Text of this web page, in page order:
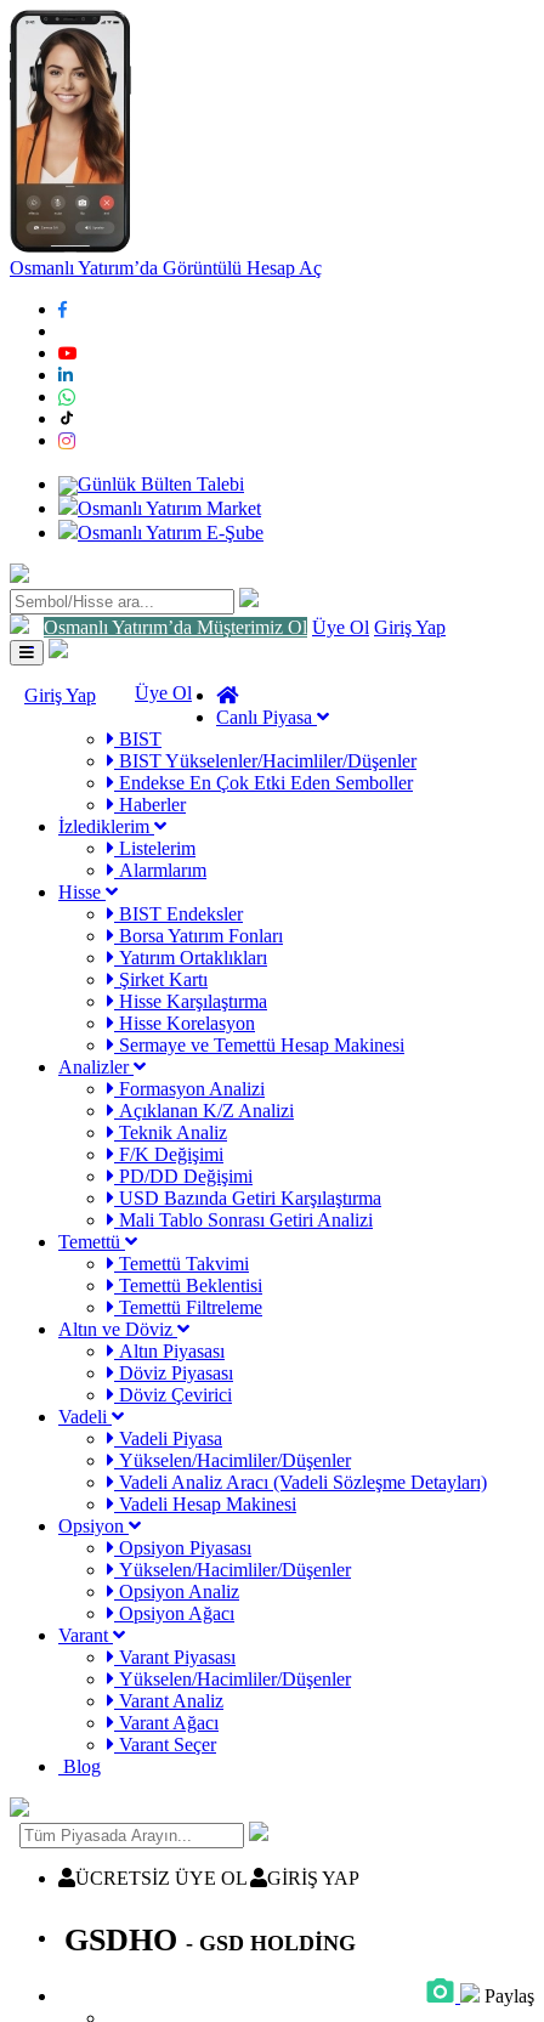
Osmanlı Yatırım’da Görüntülü Hesap Aç
Günlük Bülten Talebi
Osmanlı Yatırım Market
Osmanlı Yatırım E-Şube
Osmanlı Yatırım’da Müşterimiz Ol Üye Ol Giriş Yap
Toggle
navigation
Giriş Yap
Üye Ol
Canlı Piyasa
BIST
BIST Yükselenler/Hacimliler/Düşenler
Endekse En Çok Etki Eden Semboller
Haberler
İzlediklerim
Listelerim
Alarmlarım
Hisse
BIST Endeksler
Borsa Yatırım Fonları
Yatırım Ortaklıkları
Şirket Kartı
Hisse Karşılaştırma
Hisse Korelasyon
Sermaye ve Temettü Hesap Makinesi
Analizler
Formasyon Analizi
Açıklanan K/Z Analizi
Teknik Analiz
F/K Değişimi
PD/DD Değişimi
USD Bazında Getiri Karşılaştırma
Mali Tablo Sonrası Getiri Analizi
Temettü
Temettü Takvimi
Temettü Beklentisi
Temettü Filtreleme
Altın ve Döviz
Altın Piyasası
Döviz Piyasası
Döviz Çevirici
Vadeli
Vadeli Piyasa
Yükselen/Hacimliler/Düşenler
Vadeli Analiz Aracı (Vadeli Sözleşme Detayları)
Vadeli Hesap Makinesi
Opsiyon
Opsiyon Piyasası
Yükselen/Hacimliler/Düşenler
Opsiyon Analiz
Opsiyon Ağacı
Varant
Varant Piyasası
Yükselen/Hacimliler/Düşenler
Varant Analiz
Varant Ağacı
Varant Seçer
Blog
ÜCRETSİZ ÜYE OL GİRİŞ YAP
GSDHO - GSD HOLDİNG
Paylaş